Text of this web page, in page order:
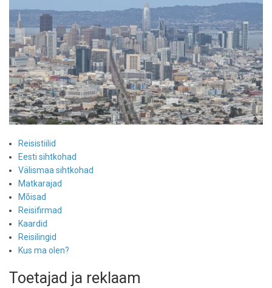
Reisistiilid
Eesti sihtkohad
Välismaa sihtkohad
Matkarajad
Mõisad
Reisifirmad
Kaardid
Reisilingid
Kus ma olen?
Toetajad ja reklaam